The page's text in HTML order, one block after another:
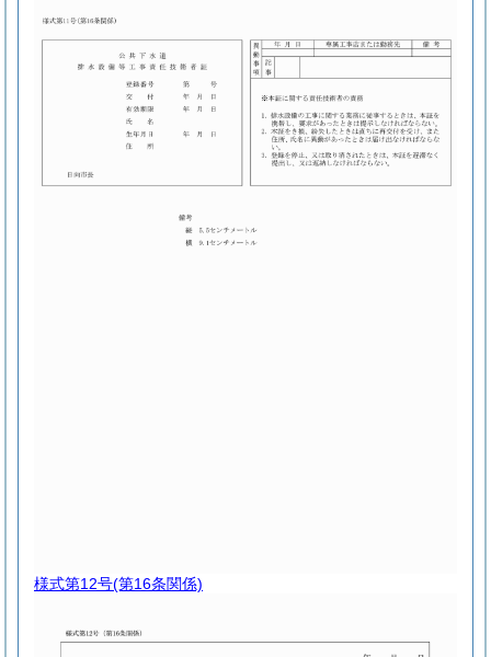
様式第12号(第16条関係)